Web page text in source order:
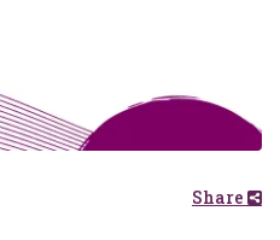
Share